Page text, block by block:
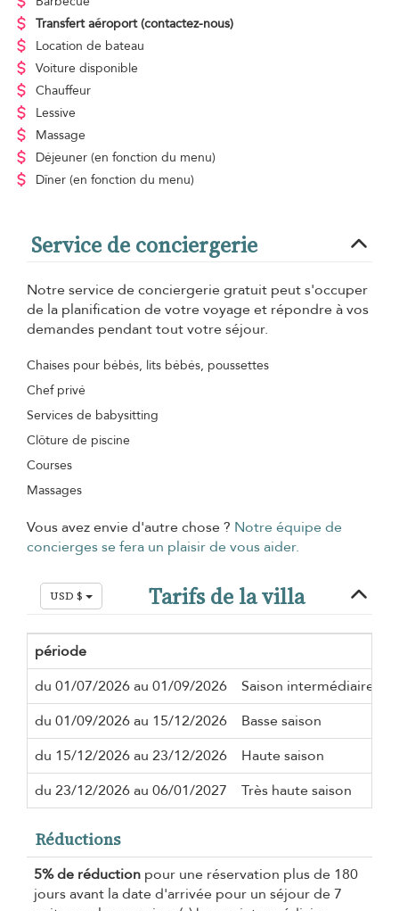
Transfert aéroport (contactez-nous)
Location de bateau
Voiture disponible
Chauffeur
Lessive
Massage
Déjeuner (en fonction du menu)
Dîner (en fonction du menu)
Service de conciergerie
Notre service de conciergerie gratuit peut s'occuper
de la planification de votre voyage et répondre à vos
demandes pendant tout votre séjour.
Chaises pour bébés, lits bébés, poussettes
Chef privé
Services de babysitting
Clôture de piscine
Courses
Massages
Vous avez envie d'autre chose ? Notre équipe de
concierges se fera un plaisir de vous aider.
USD $ Tarifs de la villa
période
du 01/07/2026 au 01/09/2026
Saison intermédiaire
du 01/09/2026 au 15/12/2026
Basse saison
du 15/12/2026 au 23/12/2026
Haute saison
du 23/12/2026 au 06/01/2027
Très haute saison
Réductions
5% de réduction pour une réservation plus de 180
jours avant la date d'arrivée pour un séjour de 7